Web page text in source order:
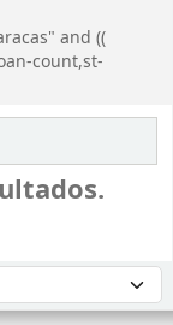
and ((
count,st-